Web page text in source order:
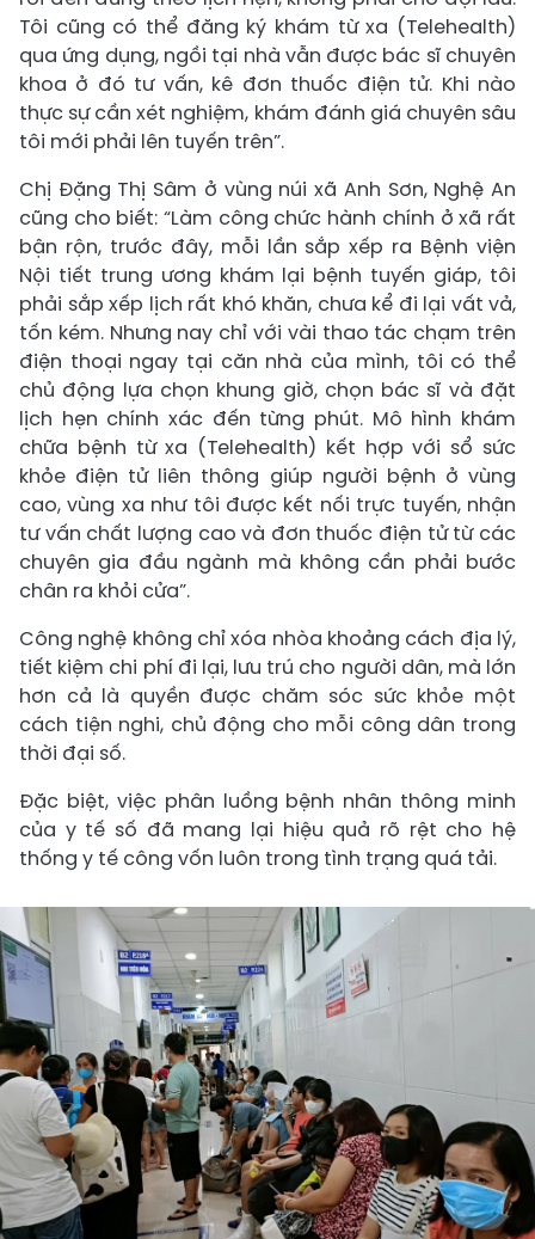
Tôi cũng có thể đăng ký khám từ xa (Telehealth)
qua ứng dụng, ngồi tại nhà vẫn được bác sĩ chuyên
khoa ở đó tư vấn, kê đơn thuốc điện tử. Khi nào
thực sự cần xét nghiệm, khám đánh giá chuyên sâu
tôi mới phải lên tuyến trên”.
Chị Đặng Thị Sâm ở vùng núi xã Anh Sơn, Nghệ An
cũng cho biết: “Làm công chức hành chính ở xã rất
bận rộn, trước đây, mỗi lần sắp xếp ra Bệnh viện
Nội tiết trung ương khám lại bệnh tuyến giáp, tôi
phải sắp xếp lịch rất khó khăn, chưa kể đi lại vất vả,
tốn kém. Nhưng nay chỉ với vài thao tác chạm trên
điện thoại ngay tại căn nhà của mình, tôi có thể
chủ động lựa chọn khung giờ, chọn bác sĩ và đặt
lịch hẹn chính xác đến từng phút. Mô hình khám
chữa bệnh từ xa (Telehealth) kết hợp với sổ sức
khỏe điện tử liên thông giúp người bệnh ở vùng
cao, vùng xa như tôi được kết nối trực tuyến, nhận
tư vấn chất lượng cao và đơn thuốc điện tử từ các
chuyên gia đầu ngành mà không cần phải bước
chân ra khỏi cửa”.
Công nghệ không chỉ xóa nhòa khoảng cách địa lý,
tiết kiệm chi phí đi lại, lưu trú cho người dân, mà lớn
hơn cả là quyền được chăm sóc sức khỏe một
cách tiện nghi, chủ động cho mỗi công dân trong
thời đại số.
Đặc biệt, việc phân luồng bệnh nhân thông minh
của y tế số đã mang lại hiệu quả rõ rệt cho hệ
thống y tế công vốn luôn trong tình trạng quá tải.